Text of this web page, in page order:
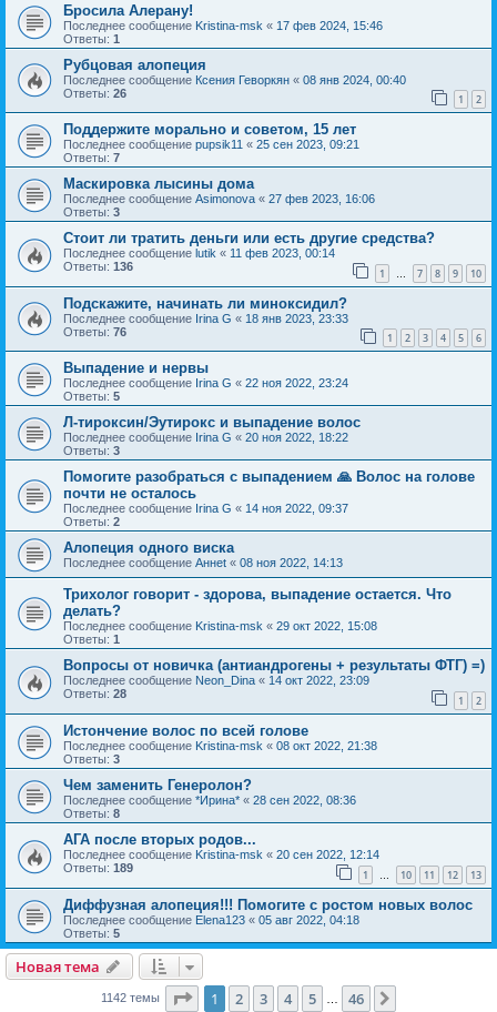
Бросила Алерану!
Последнее сообщение Kristina-msk « 17 фев 2024, 15:46
Ответы: 1
Рубцовая алопеция
Последнее сообщение Ксения Геворкян « 08 янв 2024, 00:40
Ответы: 26 1 2
Поддержите морально и советом, 15 лет
Последнее сообщение pupsik11 « 25 сен 2023, 09:21
Ответы: 7
Маскировка лысины дома
Последнее сообщение Asimonova « 27 фев 2023, 16:06
Ответы: 3
Стоит ли тратить деньги или есть другие средства?
Последнее сообщение lutik « 11 фев 2023, 00:14
Ответы: 136 1 … 7 8 9 10
Подскажите, начинать ли миноксидил?
Последнее сообщение Irina G « 18 янв 2023, 23:33
Ответы: 76 1 2 3 4 5 6
Выпадение и нервы
Последнее сообщение Irina G « 22 ноя 2022, 23:24
Ответы: 5
Л-тироксин/Эутирокс и выпадение волос
Последнее сообщение Irina G « 20 ноя 2022, 18:22
Ответы: 3
Помогите разобраться с выпадением 🙏 Волос на голове
почти не осталось
Последнее сообщение Irina G « 14 ноя 2022, 09:37
Ответы: 2
Алопеция одного виска
Последнее сообщение Аннet « 08 ноя 2022, 14:13
Трихолог говорит - здорова, выпадение остается. Что
делать?
Последнее сообщение Kristina-msk « 29 окт 2022, 15:08
Ответы: 1
Вопросы от новичка (антиандрогены + результаты ФТГ) =)
Последнее сообщение Neon_Dina « 14 окт 2022, 23:09
Ответы: 28 1 2
Истончение волос по всей голове
Последнее сообщение Kristina-msk « 08 окт 2022, 21:38
Ответы: 3
Чем заменить Генеролон?
Последнее сообщение *Ирина* « 28 сен 2022, 08:36
Ответы: 8
АГА после вторых родов...
Последнее сообщение Kristina-msk « 20 сен 2022, 12:14
Ответы: 189 1 … 10 11 12 13
Диффузная алопеция!!! Помогите с ростом новых волос
Последнее сообщение Elena123 « 05 авг 2022, 04:18
Ответы: 5
Новая тема
1142 темы Страница из 46
1 2 3 4 5 46